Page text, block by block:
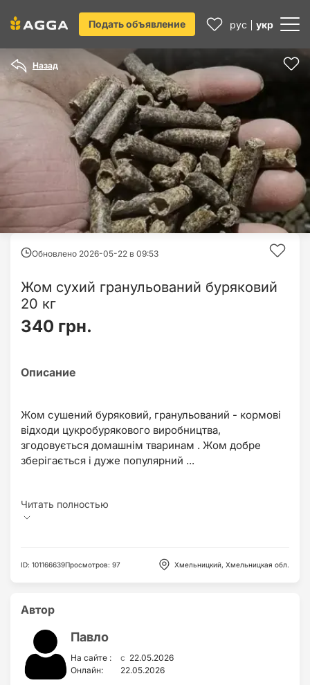
Подать объявление рус укр
Назад
Обновлено 2026-05-22 в 09:53
Жом сухий гранульований буряковий
20 кг
340 грн.
Жом сушений буряковий, гранульований - кормові
відходи цукробурякового виробництва,
згодовується домашнім тваринам . Жом добре
зберігається і дуже популярний ...
ID: 101166639Просмотров: 97 Хмельницкий, Хмельницкая обл.
Автор
Павло
На сайте : c 22.05.2026
Онлайн:
22.05.2026